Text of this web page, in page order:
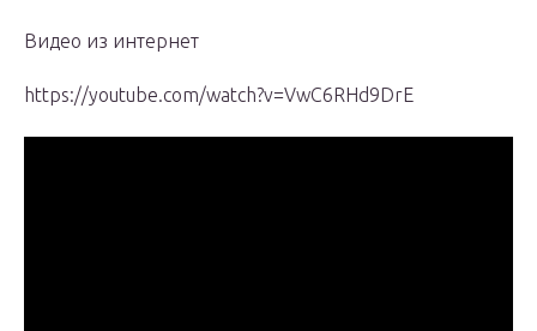
Видео из интернет
https://youtube.com/watch?v=VwC6RHd9DrE